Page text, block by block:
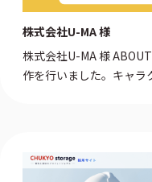
株式会社U-MA 様
株式会社U-MA 様
作を行いました。キャラ